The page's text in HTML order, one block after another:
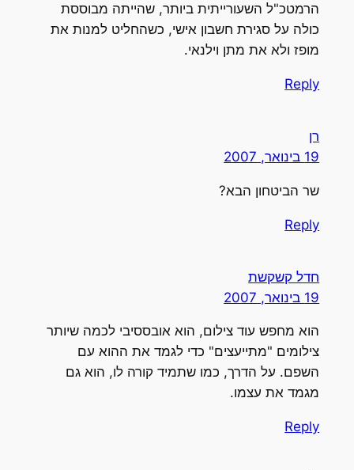
הרמטכ"ל השעורייתית ביותר, שהייתה מבוססת
כולה על סגירת חשבון אישי, כשהחליט למנות את
מופז ולא את מתן וילנאי.
Reply
רן
19 בינואר, 2007
שר הביטחון הבא?
Reply
חדל קשקשת
19 בינואר, 2007
הוא מחפש עוד צילום, הוא אובססיבי לכמה שיותר
צילומים "מתייעצים" כדי לגמד את ההוא עם
השפם. על הדרך, כמו שתמיד קורה לו, הוא גם
מגמד את עצמו.
Reply